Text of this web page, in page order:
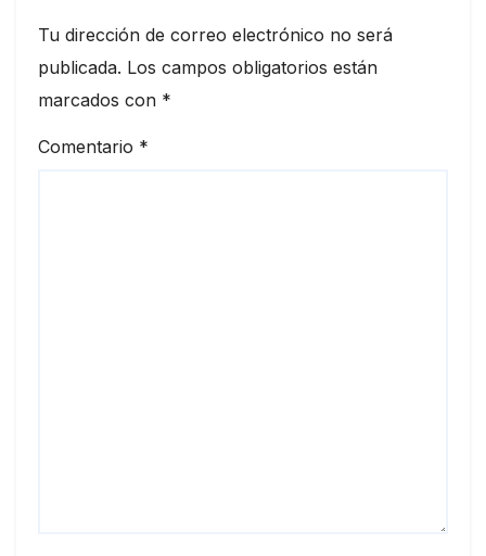
Tu dirección de correo electrónico no será
publicada. Los campos obligatorios están
marcados con *
Comentario *